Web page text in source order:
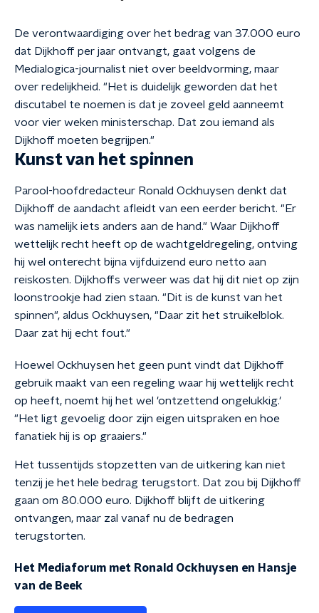
De verontwaardiging over het bedrag van 37.000 euro
dat Dijkhoff per jaar ontvangt, gaat volgens de
Medialogica-journalist niet over beeldvorming, maar
over redelijkheid. "Het is duidelijk geworden dat het
discutabel te noemen is dat je zoveel geld aanneemt
voor vier weken ministerschap. Dat zou iemand als
Dijkhoff moeten begrijpen."
Kunst van het spinnen
Parool-hoofdredacteur Ronald Ockhuysen denkt dat
Dijkhoff de aandacht afleidt van een eerder bericht. "Er
was namelijk iets anders aan de hand." Waar Dijkhoff
wettelijk recht heeft op de wachtgeldregeling, ontving
hij wel onterecht bijna vijfduizend euro netto aan
reiskosten. Dijkhoffs verweer was dat hij dit niet op zijn
loonstrookje had zien staan. "Dit is de kunst van het
spinnen", aldus Ockhuysen, "Daar zit het struikelblok.
Daar zat hij echt fout."
Hoewel Ockhuysen het geen punt vindt dat Dijkhoff
gebruik maakt van een regeling waar hij wettelijk recht
op heeft, noemt hij het wel 'ontzettend ongelukkig.'
"Het ligt gevoelig door zijn eigen uitspraken en hoe
fanatiek hij is op graaiers."
Het tussentijds stopzetten van de uitkering kan niet
tenzij je het hele bedrag terugstort. Dat zou bij Dijkhoff
gaan om 80.000 euro. Dijkhoff blijft de uitkering
ontvangen, maar zal vanaf nu de bedragen
terugstorten.
Het Mediaforum met Ronald Ockhuysen en Hansje
van de Beek